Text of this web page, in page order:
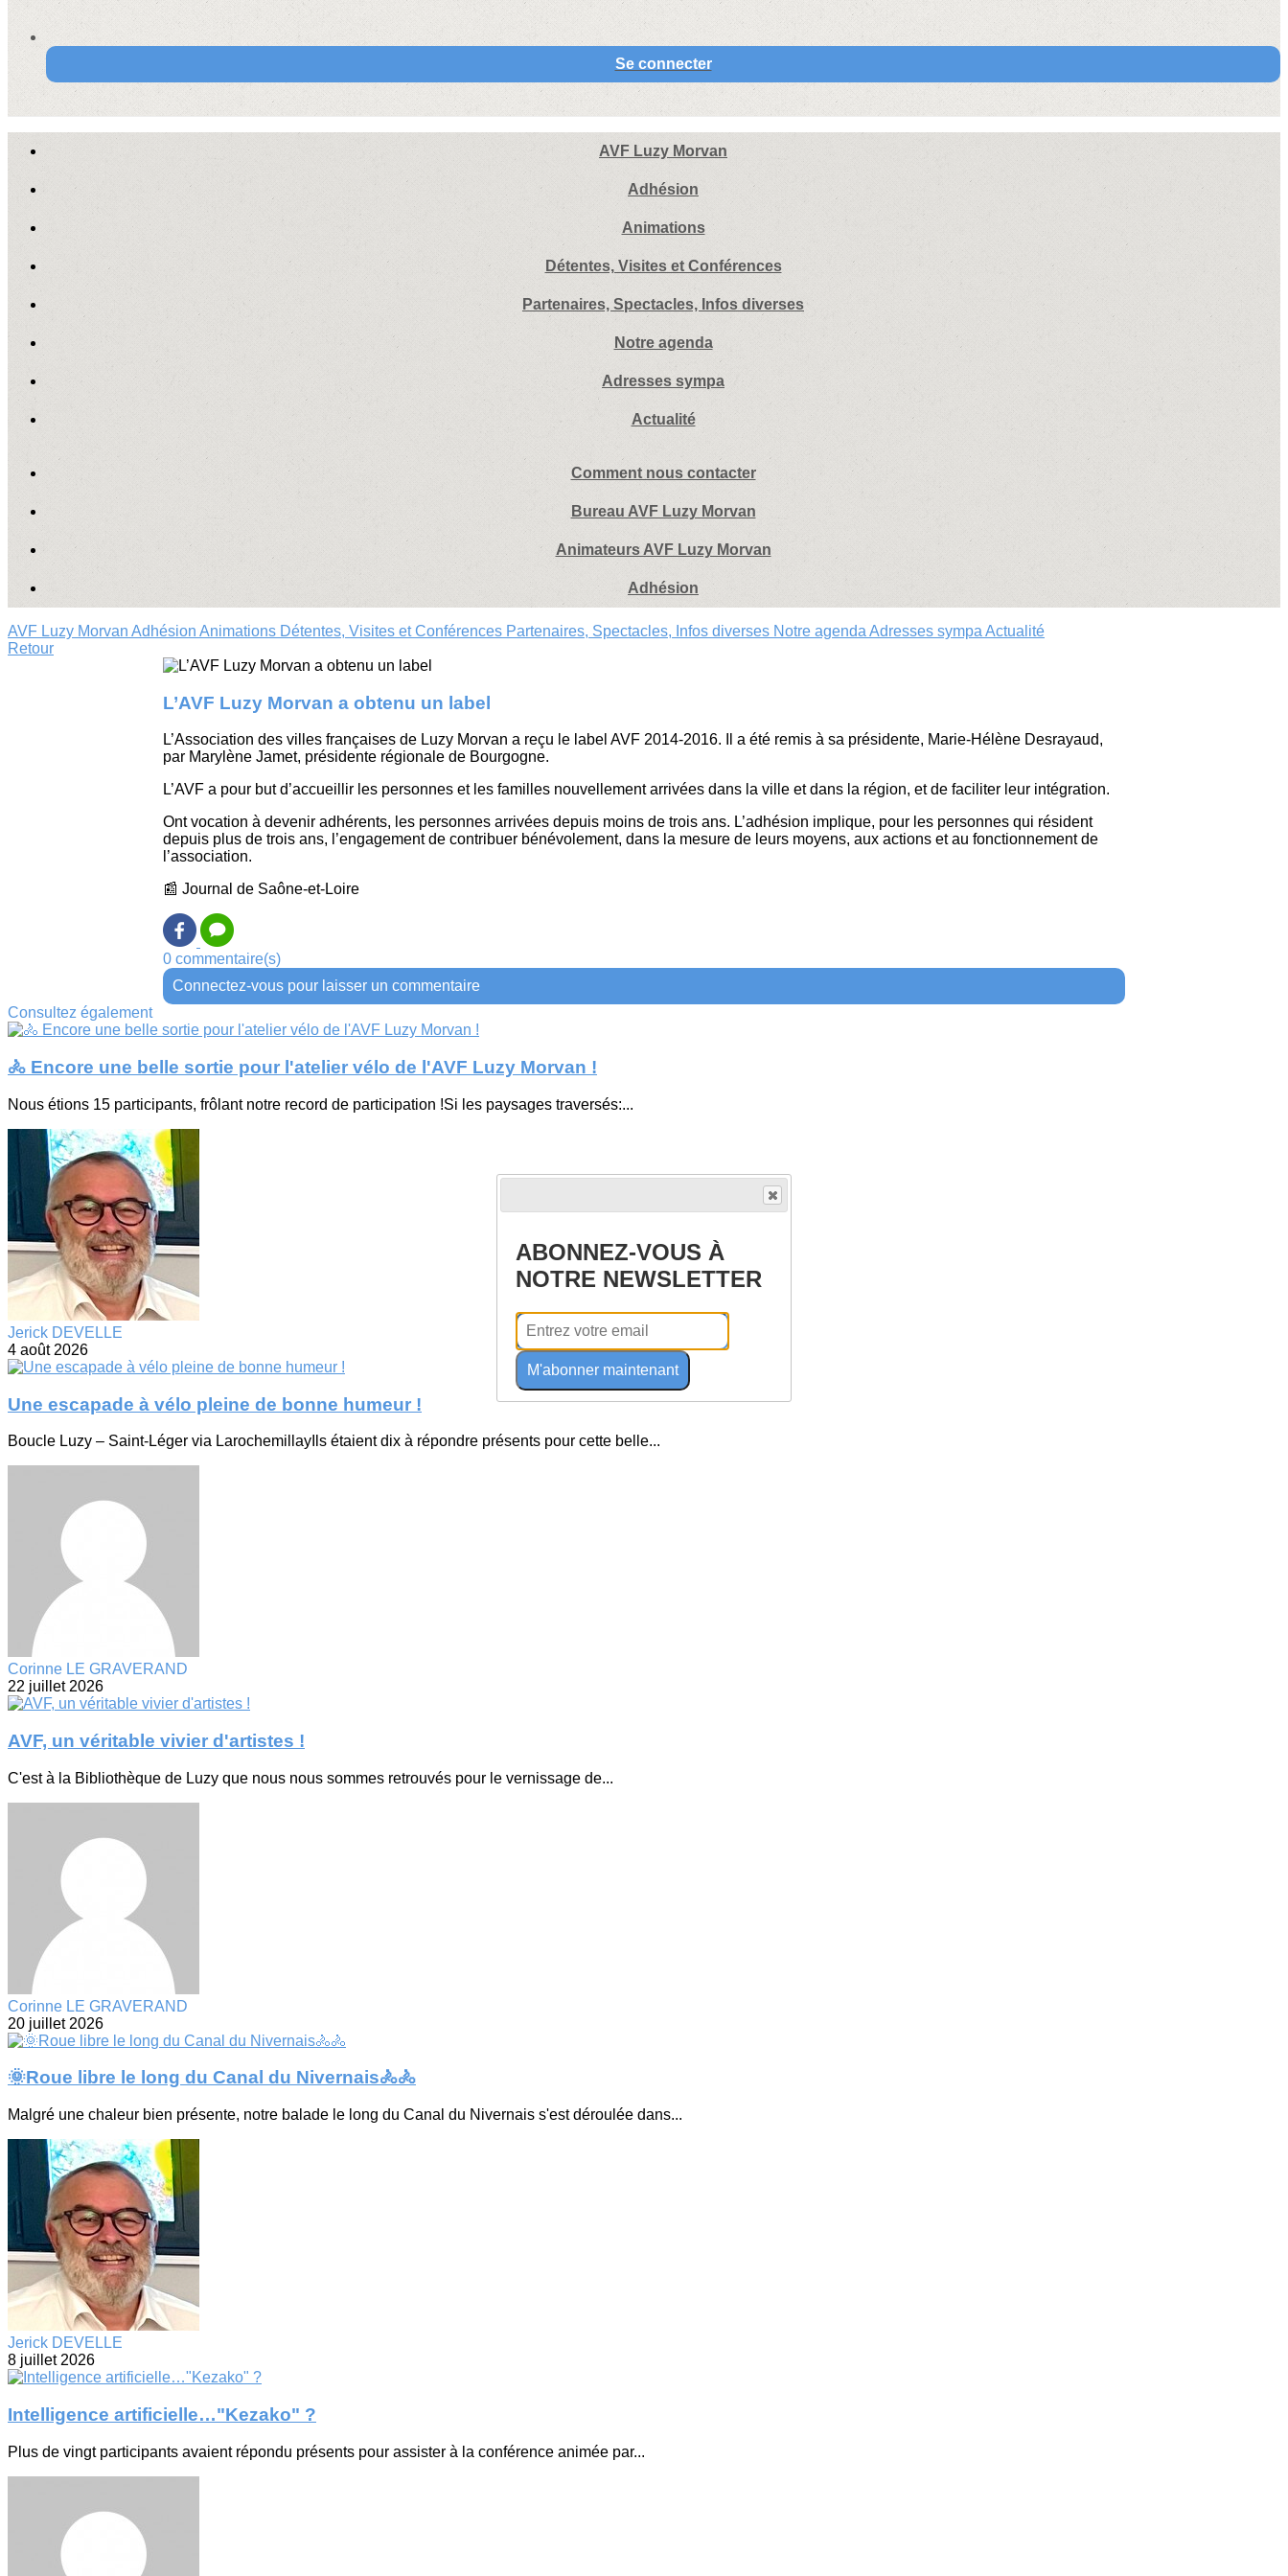
Se connecter
AVF Luzy Morvan
Adhésion
Animations
Détentes, Visites et Conférences
Partenaires, Spectacles, Infos diverses
Notre agenda
Adresses sympa
Actualité
Comment nous contacter
Bureau AVF Luzy Morvan
Animateurs AVF Luzy Morvan
Adhésion
AVF Luzy Morvan Adhésion Animations Détentes, Visites et Conférences Partenaires, Spectacles, Infos diverses Notre agenda Adresses sympa Actualité
Retour
L’AVF Luzy Morvan a obtenu un label
L’Association des villes françaises de Luzy Morvan a reçu le label AVF 2014-2016. Il a été remis à sa présidente, Marie-Hélène Desrayaud,
par Marylène Jamet, présidente régionale de Bourgogne.
L’AVF a pour but d’accueillir les personnes et les familles nouvellement arrivées dans la ville et dans la région, et de faciliter leur intégration.
Ont vocation à devenir adhérents, les personnes arrivées depuis moins de trois ans. L’adhésion implique, pour les personnes qui résident
depuis plus de trois ans, l’engagement de contribuer bénévolement, dans la mesure de leurs moyens, aux actions et au fonctionnement de
l’association.
📰 Journal de Saône-et-Loire
0 commentaire(s)
Connectez-vous pour laisser un commentaire
Consultez également
🚴 Encore une belle sortie pour l'atelier vélo de l'AVF Luzy Morvan !
Nous étions 15 participants, frôlant notre record de participation !Si les paysages traversés:...
Jerick DEVELLE
4 août 2026
Une escapade à vélo pleine de bonne humeur !
Boucle Luzy – Saint-Léger via LarochemillayIls étaient dix à répondre présents pour cette belle...
Corinne LE GRAVERAND
22 juillet 2026
AVF, un véritable vivier d'artistes !
C'est à la Bibliothèque de Luzy que nous nous sommes retrouvés pour le vernissage de...
Corinne LE GRAVERAND
20 juillet 2026
🌞Roue libre le long du Canal du Nivernais🚴🚴
Malgré une chaleur bien présente, notre balade le long du Canal du Nivernais s'est déroulée dans...
Jerick DEVELLE
8 juillet 2026
Intelligence artificielle…"Kezako" ?
Plus de vingt participants avaient répondu présents pour assister à la conférence animée par...
ABONNEZ-VOUS À
NOTRE NEWSLETTER
M'abonner maintenant